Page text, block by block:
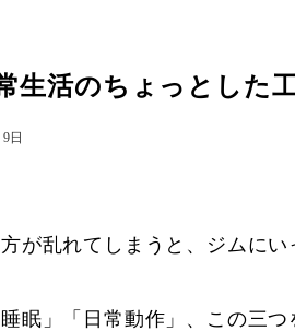
生活のちょっとした工
日
が乱れてしまうと、ジムに
眠」「日常動作」、この三